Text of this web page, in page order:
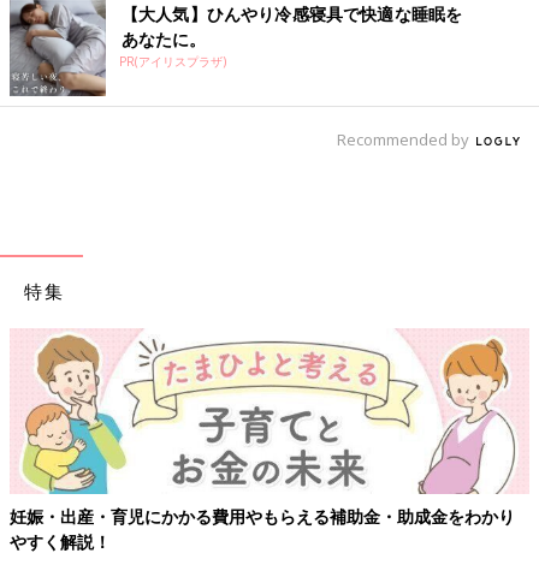
【大人気】ひんやり冷感寝具で快適な睡眠を
あなたに。
PR(アイリスプラザ)
Recommended by
特集
妊娠・出産・育児にかかる費用やもらえる補助金・助成金をわかり
やすく解説！